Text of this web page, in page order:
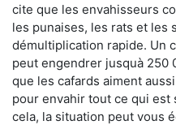
cite que les envahisseurs
les punaises, les rats et les
démultiplication rapide. Un
peut engendrer jusquà 250
que les cafards aiment
pour envahir tout ce qui est
cela, la situation peut vous